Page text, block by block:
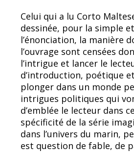
Celui qui a lu Corto
dessinée, pour la simple
l’énonciation, la manière
l’ouvrage sont censées
l’intrigue et lancer le
d’introduction, poétique
plonger dans un monde
intrigues politiques qui
d’emblée le lecteur dans
spécificité de la série
dans l’univers du marin,
est question de fable, de